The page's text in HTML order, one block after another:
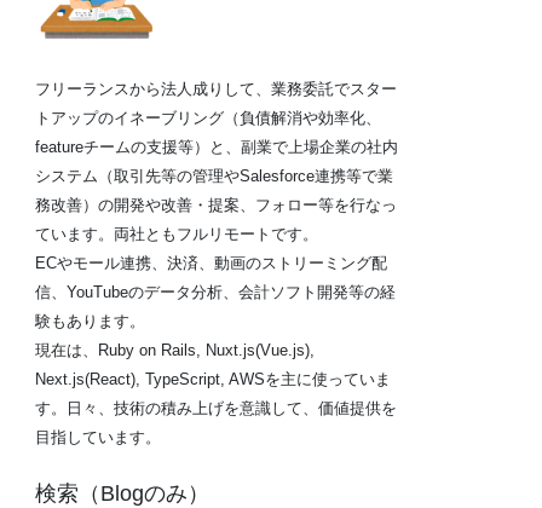
フリーランスから法人成りして、業務委託でスター
トアップのイネーブリング（負債解消や効率化、
featureチームの支援等）と、副業で上場企業の社内
システム（取引先等の管理やSalesforce連携等で業
務改善）の開発や改善・提案、フォロー等を行なっ
ています。両社ともフルリモートです。
ECやモール連携、決済、動画のストリーミング配
信、YouTubeのデータ分析、会計ソフト開発等の経
験もあります。
現在は、Ruby on Rails, Nuxt.js(Vue.js),
Next.js(React), TypeScript, AWSを主に使っていま
す。日々、技術の積み上げを意識して、価値提供を
目指しています。
検索（Blogのみ）